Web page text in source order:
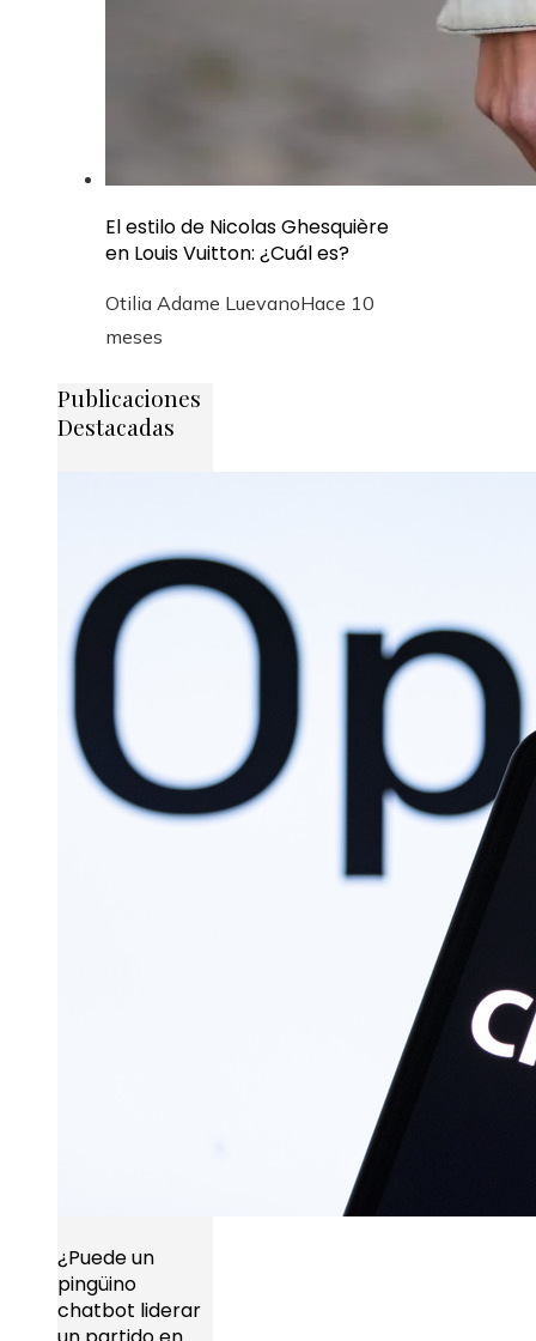
El estilo de Nicolas Ghesquière
en Louis Vuitton: ¿Cuál es?
Otilia Adame LuevanoHace 10
meses
Publicaciones
Destacadas
¿Puede un
pingüino
chatbot liderar